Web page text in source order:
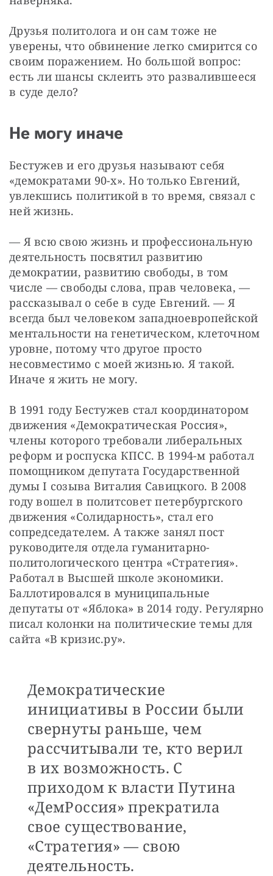
Друзья политолога и он сам тоже не
уверены, что обвинение легко смирится со
своим поражением. Но большой вопрос:
есть ли шансы склеить это развалившееся
в суде дело?
Не могу иначе
Бестужев и его друзья называют себя
«демократами 90-х». Но только Евгений,
увлекшись политикой в то время, связал с
ней жизнь.
— Я всю свою жизнь и профессиональную
деятельность посвятил развитию
демократии, развитию свободы, в том
числе — свободы слова, прав человека, —
рассказывал о себе в суде Евгений. — Я
всегда был человеком западноевропейской
ментальности на генетическом, клеточном
уровне, потому что другое просто
несовместимо с моей жизнью. Я такой.
Иначе я жить не могу.
В 1991 году Бестужев стал координатором
движения «Демократическая Россия»,
члены которого требовали либеральных
реформ и роспуска КПСС. В 1994-м работал
помощником депутата Государственной
думы I созыва Виталия Савицкого. В 2008
году вошел в политсовет петербургского
движения «Солидарность», стал его
сопредседателем. А также занял пост
руководителя отдела гуманитарно-
политологического центра «Стратегия».
Работал в Высшей школе экономики.
Баллотировался в муниципальные
депутаты от «Яблока» в 2014 году. Регулярно
писал колонки на политические темы для
сайта «В кризис.ру».
Демократические
инициативы в России были
свернуты раньше, чем
рассчитывали те, кто верил
в их возможность. С
приходом к власти Путина
«ДемРоссия» прекратила
свое существование,
«Стратегия» — свою
деятельность.